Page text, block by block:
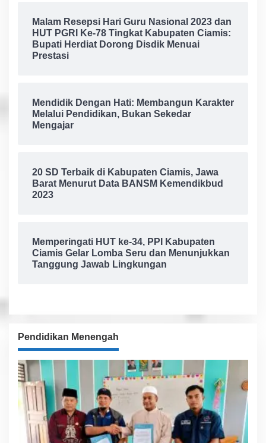
Malam Resepsi Hari Guru Nasional 2023 dan
HUT PGRI Ke-78 Tingkat Kabupaten Ciamis:
Bupati Herdiat Dorong Disdik Menuai
Prestasi
Mendidik Dengan Hati: Membangun Karakter
Melalui Pendidikan, Bukan Sekedar
Mengajar
20 SD Terbaik di Kabupaten Ciamis, Jawa
Barat Menurut Data BANSM Kemendikbud
2023
Memperingati HUT ke-34, PPI Kabupaten
Ciamis Gelar Lomba Seru dan Menunjukkan
Tanggung Jawab Lingkungan
Pendidikan Menengah